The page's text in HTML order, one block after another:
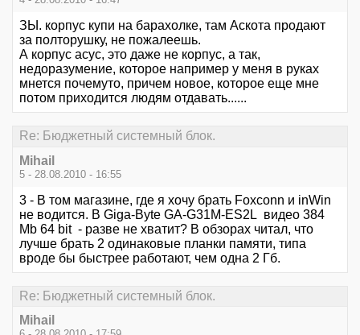
ЗЫ. корпус купи на барахолке, там Аскота продают
за полторушку, не пожалеешь.
А корпус асус, это даже не корпус, а так,
недоразумение, которое например у меня в руках
мнется почемуто, причем новое, которое еще мне
потом приходится людям отдавать......
Re: Бюджетный системный блок.
Mihail
5 - 28.08.2010 - 16:55
3 - В том магазине, где я хочу брать Foxconn и inWin
не водится. В Giga-Byte GA-G31M-ES2L видео 384
Mb 64 bit - разве не хватит? В обзорах читал, что
лучше брать 2 одинаковые планки памяти, типа
вроде бы быстрее работают, чем одна 2 Гб.
Re: Бюджетный системный блок.
Mihail